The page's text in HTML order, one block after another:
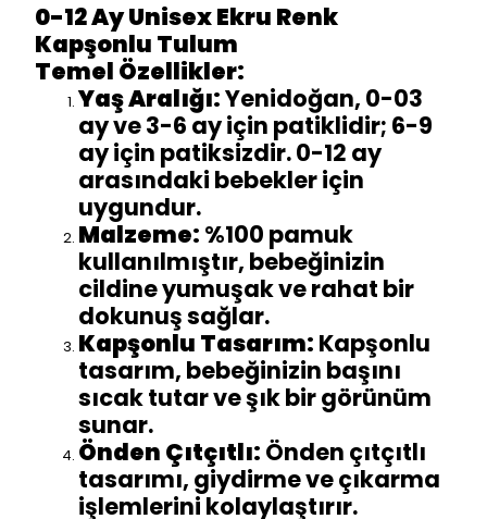
0-12 Ay Unisex Ekru Renk
Kapşonlu Tulum
Temel Özellikler:
Yaş Aralığı:Yenidoğan, 0-03
ay ve 3-6 ay için patiklidir; 6-9
ay için patiksizdir. 0-12 ay
arasındaki bebekler için
uygundur.
Malzeme: %100 pamuk
kullanılmıştır, bebeğinizin
cildine yumuşak ve rahat bir
dokunuş sağlar.
Kapşonlu Tasarım: Kapşonlu
tasarım, bebeğinizin başını
sıcak tutar ve şık bir görünüm
sunar.
Önden Çıtçıtlı: Önden çıtçıtlı
tasarımı, giydirme ve çıkarma
işlemlerini kolaylaştırır.